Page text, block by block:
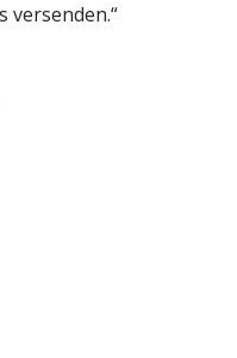
versenden.“